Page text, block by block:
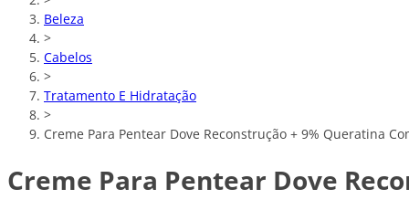
Beleza
>
Cabelos
>
Tratamento E Hidratação
>
Creme Para Pentear Dove Reconstrução + 9% Queratina
Creme Para Pentear Dove